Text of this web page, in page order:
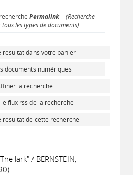
Permalink= (Recherche
les types de documents)
résultat dans votre panier
documents numériques
la recherche
flux rss de la recherche
résultat de cette recherche
lark" / BERNSTEIN,